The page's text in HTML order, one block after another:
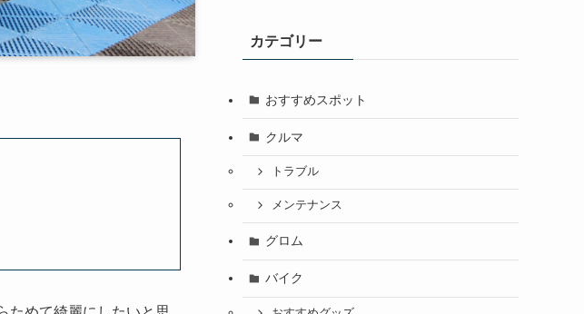
カテゴリー
おすすめスポット
クルマ
トラブル
メンテナンス
グロム
バイク